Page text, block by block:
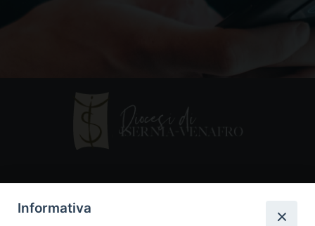
Informativa